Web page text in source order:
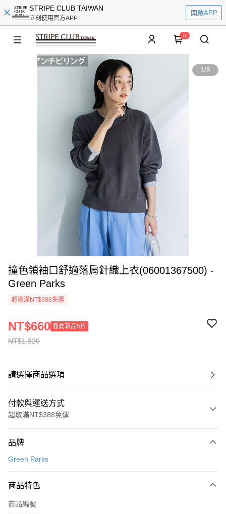
STRIPE CLUB TAIWAN
立刻使用官方APP
開啟APP
0
1/8
撞色領袖口舒適落肩針織上衣(06001367500) -
Green Parks
超取滿NT$388免運
NT$1,320
NT$660 春夏新品5折
請選擇商品選項
付款與運送方式
超取滿NT$388免運
信用卡一次付款
3 期 0 利率 每期
合作金庫商業銀行
超商取貨付款
品牌
Green Parks
商品特色
商品編號